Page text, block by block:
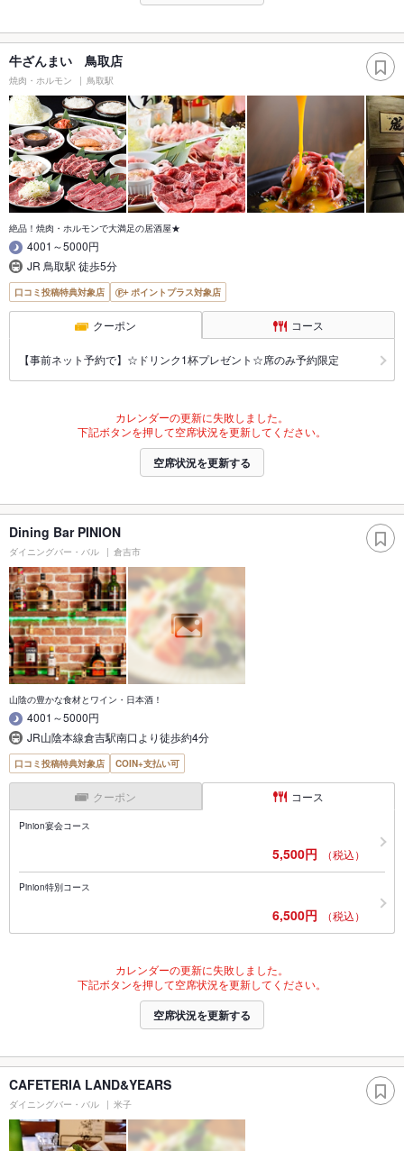
牛ざんまい 鳥取店
焼肉・ホルモン 鳥取駅
絶品！焼肉・ホルモンで大満足の居酒屋★
4001～5000円
JR 鳥取駅 徒歩5分
口コミ投稿特典対象店 ポイントプラス対象店
クーポン コース
【事前ネット予約で】☆ドリンク1杯プレゼント☆席のみ予約限定
カレンダーの更新に失敗しました。
下記ボタンを押して空席状況を更新してください。
空席状況を更新する
Dining Bar PINION
ダイニングバー・バル 倉吉市
山陰の豊かな食材とワイン・日本酒！
4001～5000円
JR山陰本線倉吉駅南口より徒歩約4分
口コミ投稿特典対象店 COIN+支払い可
クーポン コース
Pinion宴会コース
5,500円 （税込）
Pinion特別コース
6,500円 （税込）
カレンダーの更新に失敗しました。
下記ボタンを押して空席状況を更新してください。
空席状況を更新する
CAFETERIA LAND&YEARS
ダイニングバー・バル 米子